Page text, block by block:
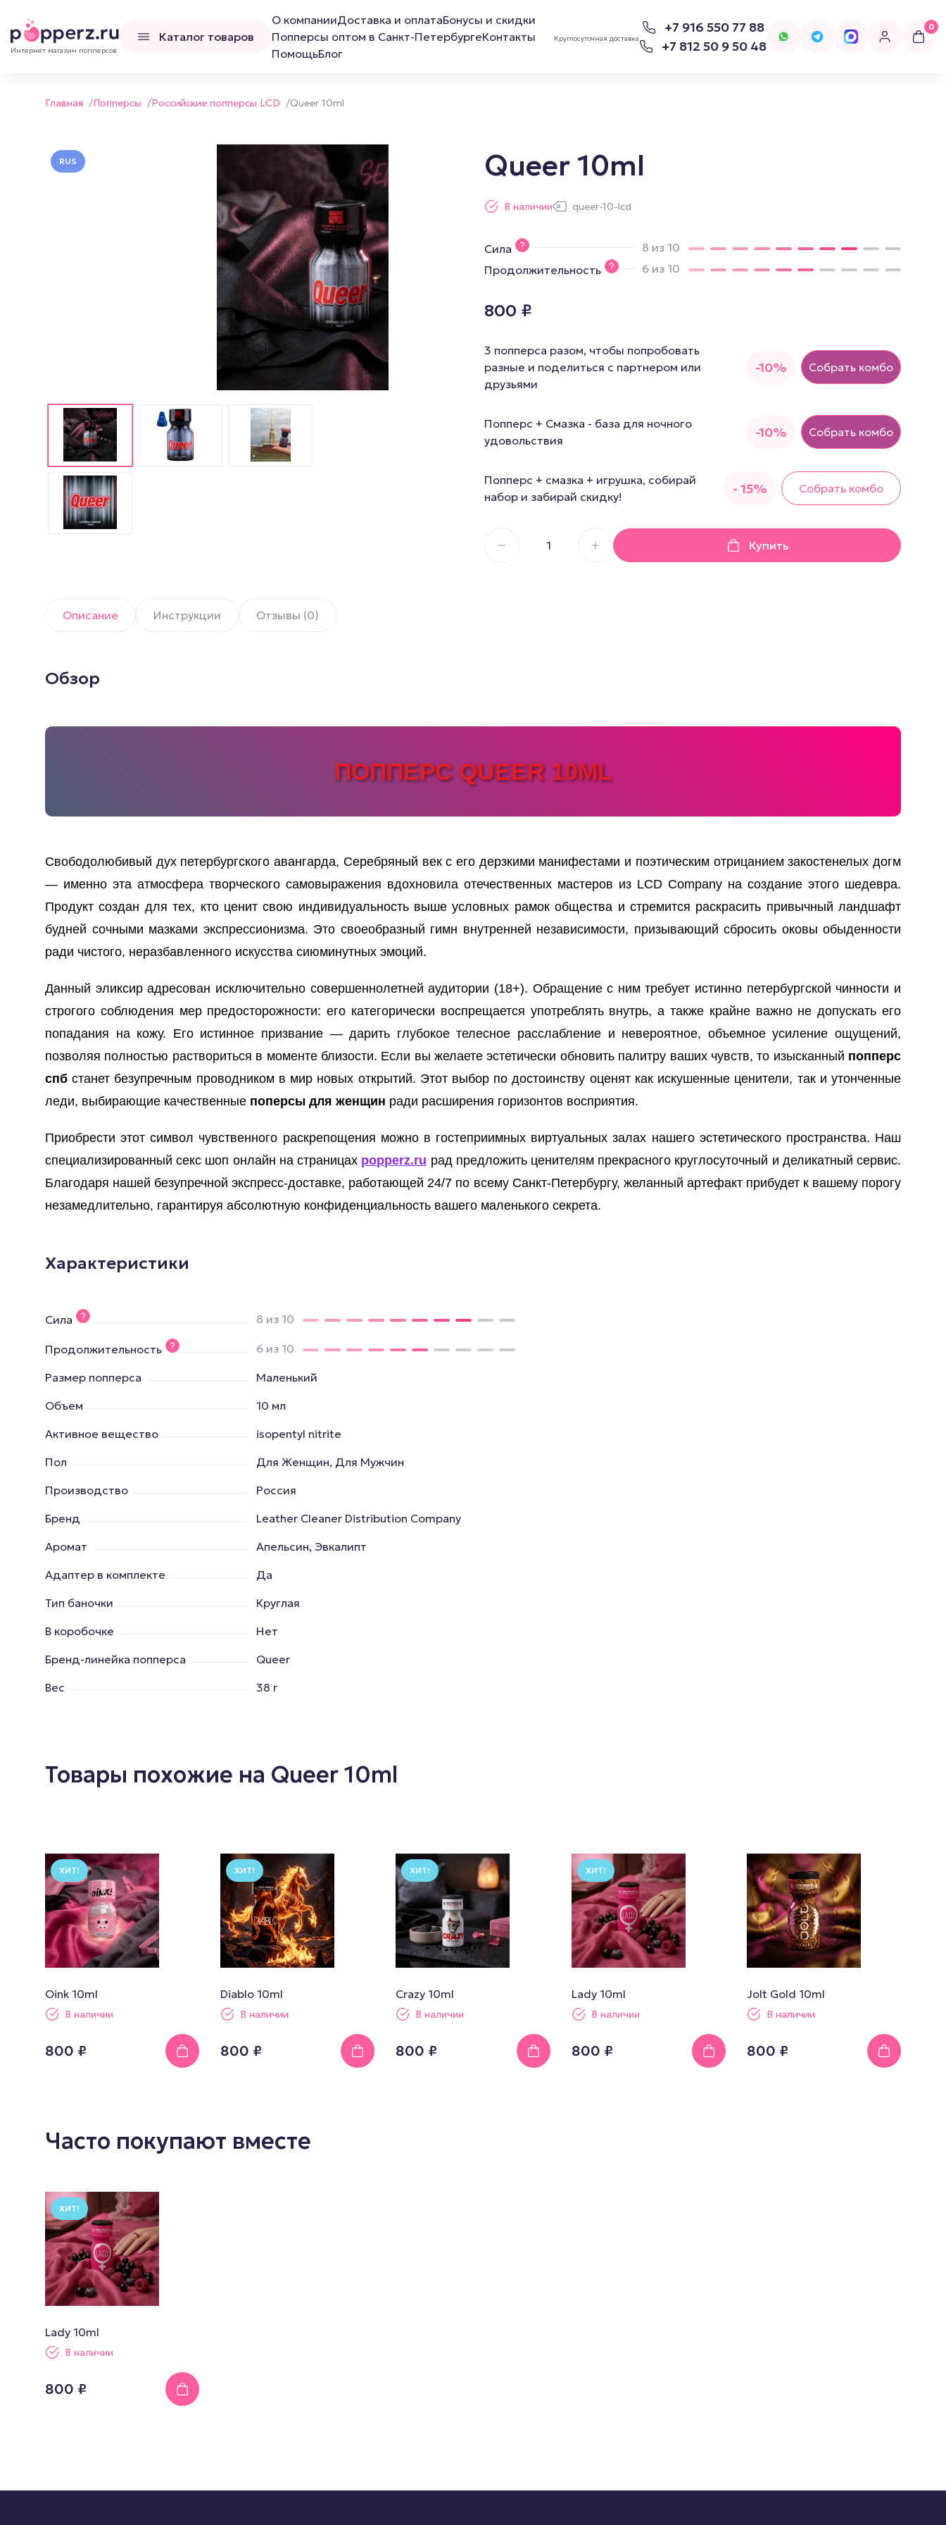
Интернет магазин попперсов
Каталог товаров
О компанииДоставка и оплатаБонусы и скидки
Попперсы оптом в Санкт-ПетербургеКонтакты
ПомощьБлог
Круглосуточная доставка
+7 916 550 77 88
+7 812 50 9 50 48
0
Попперсы Rush (Раш)
Попперсы для мужчин
Попперсы для женщин
Попперсы для фистинга
Наборы попперсов
Расслабляющая смазка
Обезболивающая смазка
Смазка для фистинга
Силиконовая смазка
Смазка на масляной основе
Дилдо
Гиганты, фистинг
Презервативы
Главная /Попперсы /Российские попперсы LCD /Queer 10ml
RUS Queer 10ml
В наличии queer-10-lcd
Сила
8 из 10
Продолжительность
6 из 10
800 ₽
-10%
3 попперса разом, чтобы попробовать
разные и поделиться с партнером или
друзьями
Собрать комбо
-10%
Попперс + Смазка - база для ночного
удовольствия
Собрать комбо
- 15%
Попперс + смазка + игрушка, собирай
набор и забирай скидку!
Собрать комбо
Купить
Описание Инструкции Отзывы (0)
Обзор
ПОППЕРС QUEER 10ML
Свободолюбивый дух петербургского авангарда, Серебряный век с его дерзкими манифестами и поэтическим отрицанием закостенелых догм
— именно эта атмосфера творческого самовыражения вдохновила отечественных мастеров из LCD Company на создание этого шедевра.
Продукт создан для тех, кто ценит свою индивидуальность выше условных рамок общества и стремится раскрасить привычный ландшафт
будней сочными мазками экспрессионизма. Это своеобразный гимн внутренней независимости, призывающий сбросить оковы обыденности
ради чистого, неразбавленного искусства сиюминутных эмоций.
Данный эликсир адресован исключительно совершеннолетней аудитории (18+). Обращение с ним требует истинно петербургской чинности и
строгого соблюдения мер предосторожности: его категорически воспрещается употреблять внутрь, а также крайне важно не допускать его
попадания на кожу. Его истинное призвание — дарить глубокое телесное расслабление и невероятное, объемное усиление ощущений,
позволяя полностью раствориться в моменте близости. Если вы желаете эстетически обновить палитру ваших чувств, то изысканный попперс
спб станет безупречным проводником в мир новых открытий. Этот выбор по достоинству оценят как искушенные ценители, так и утонченные
леди, выбирающие качественные поперсы для женщин ради расширения горизонтов восприятия.
Приобрести этот символ чувственного раскрепощения можно в гостеприимных виртуальных залах нашего эстетического пространства. Наш
специализированный секс шоп онлайн на страницах popperz.ru рад предложить ценителям прекрасного круглосуточный и деликатный сервис.
Благодаря нашей безупречной экспресс-доставке, работающей 24/7 по всему Санкт-Петербургу, желанный артефакт прибудет к вашему порогу
незамедлительно, гарантируя абсолютную конфиденциальность вашего маленького секрета.
Характеристики
Сила 8 из 10
Продолжительность 6 из 10
Размер попперса
Маленький
Объем
10 мл
Активное вещество
isopentyl nitrite
Пол
Для Женщин, Для Мужчин
Производство
Россия
Бренд
Leather Cleaner Distribution Company
Аромат
Апельсин, Эвкалипт
Адаптер в комплекте
Да
Тип баночки
Круглая
В коробочке
Нет
Бренд-линейка попперса
Queer
Вес
38 г
Товары похожие на Queer 10ml
ХИТ!
Oink 10ml
В наличии
800 ₽
ХИТ!
Diablo 10ml
В наличии
800 ₽
ХИТ!
Crazy 10ml
В наличии
800 ₽
ХИТ!
Lady 10ml
В наличии
800 ₽
Jolt Gold 10ml
В наличии
800 ₽
Часто покупают вместе
ХИТ!
Lady 10ml
В наличии
800 ₽